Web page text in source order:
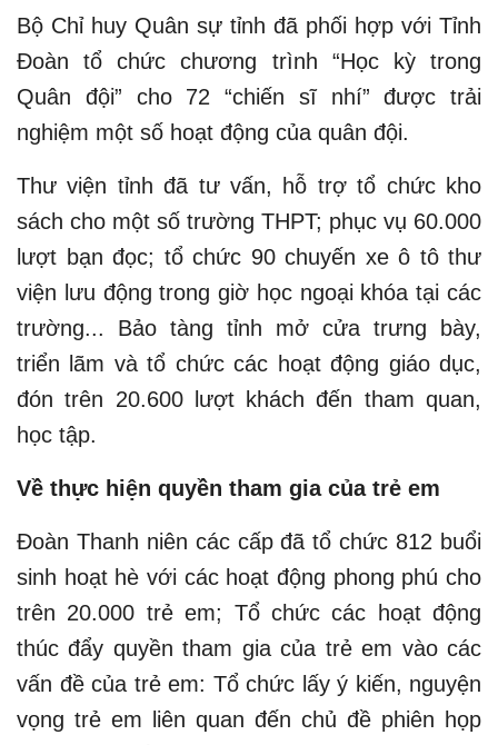
Bộ Chỉ huy Quân sự tỉnh đã phối hợp với Tỉnh
Đoàn tổ chức chương trình “Học kỳ trong
Quân đội” cho 72 “chiến sĩ nhí” được trải
nghiệm một số hoạt động của quân đội.
Thư viện tỉnh đã tư vấn, hỗ trợ tổ chức kho
sách cho một số trường THPT; phục vụ 60.000
lượt bạn đọc; tổ chức 90 chuyến xe ô tô thư
viện lưu động trong giờ học ngoại khóa tại các
trường... Bảo tàng tỉnh mở cửa trưng bày,
triển lãm và tổ chức các hoạt động giáo dục,
đón trên 20.600 lượt khách đến tham quan,
học tập.
Về thực hiện quyền tham gia của trẻ em
Đoàn Thanh niên các cấp đã tổ chức 812 buổi
sinh hoạt hè với các hoạt động phong phú cho
trên 20.000 trẻ em; Tổ chức các hoạt động
thúc đẩy quyền tham gia của trẻ em vào các
vấn đề của trẻ em: Tổ chức lấy ý kiến, nguyện
vọng trẻ em liên quan đến chủ đề phiên họp